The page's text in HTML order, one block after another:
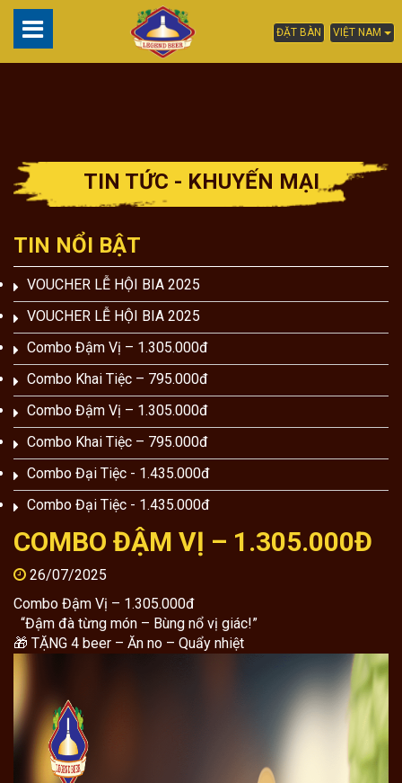
VIỆT NAM
ĐẶT BÀN
TIN TỨC - KHUYẾN MẠI
TIN NỔI BẬT
VOUCHER LỄ HỘI BIA 2025
VOUCHER LỄ HỘI BIA 2025
Combo Đậm Vị – 1.305.000đ
Combo Khai Tiệc – 795.000đ
Combo Đậm Vị – 1.305.000đ
Combo Khai Tiệc – 795.000đ
Combo Đại Tiệc - 1.435.000đ
Combo Đại Tiệc - 1.435.000đ
COMBO ĐẬM VỊ – 1.305.000Đ
26/07/2025
Combo Đậm Vị – 1.305.000đ
“Đậm đà từng món – Bùng nổ vị giác!”
🎁 TẶNG 4 beer – Ăn no – Quẩy nhiệt